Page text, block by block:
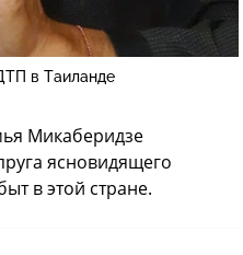
в Таиланде
Микаберидзе
ясновидящего
в этой стране.